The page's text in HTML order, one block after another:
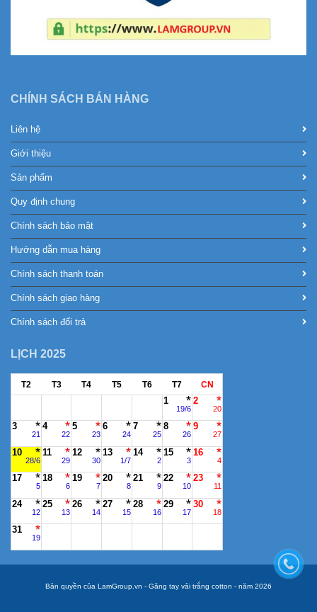
CHÍNH SÁCH BÁN HÀNG
Liên hệ
Giới thiệu
Sản phẩm
Quy định chung
Chính sách bảo mật
Hướng dẫn mua hàng
Chính sách thanh toán
Chính sách giao hàng
Chính sách đổi trả
LỊCH 2025
T2 T3 T4 T5 T6 T7 CN
1
19/6
2
20
3
21
4
22
5
23
6
24
7
25
8
26
9
27
10
28/6
11
29
12
30
13
1/7
14
2
15
3
16
4
17
5
18
6
19
7
20
8
21
9
22
10
23
11
24
12
25
13
26
14
27
15
28
16
29
17
30
18
31
19
Bản quyền của LamGroup.vn - Găng tay vải trắng cotton - năm 2026